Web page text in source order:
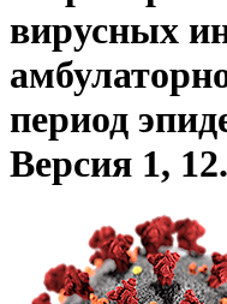
вирусных
период
Версия 1,